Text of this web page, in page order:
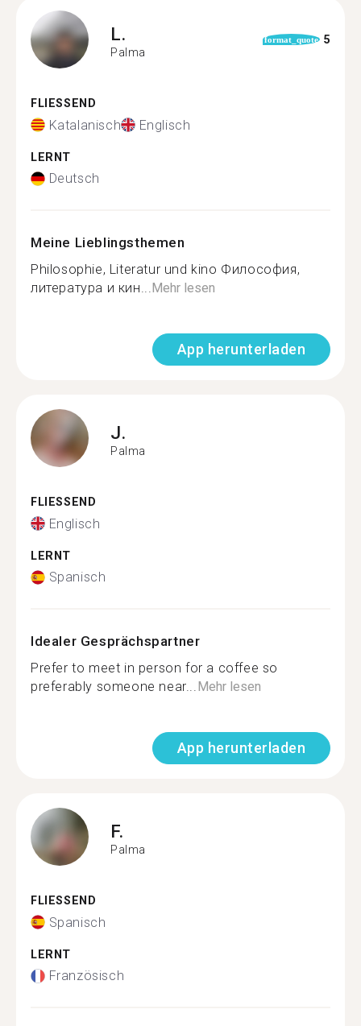
L.
Palma
format_quote 5
FLIESSEND
Katalanisch Englisch
LERNT
Deutsch
Meine Lieblingsthemen
Philosophie, Literatur und kino Философия,
литература и кин...Mehr lesen
App herunterladen
J.
Palma
FLIESSEND
Englisch
LERNT
Spanisch
Idealer Gesprächspartner
Prefer to meet in person for a coffee so
preferably someone near...Mehr lesen
App herunterladen
F.
Palma
FLIESSEND
Spanisch
LERNT
Französisch